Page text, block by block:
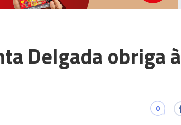
Delgada obriga à
0